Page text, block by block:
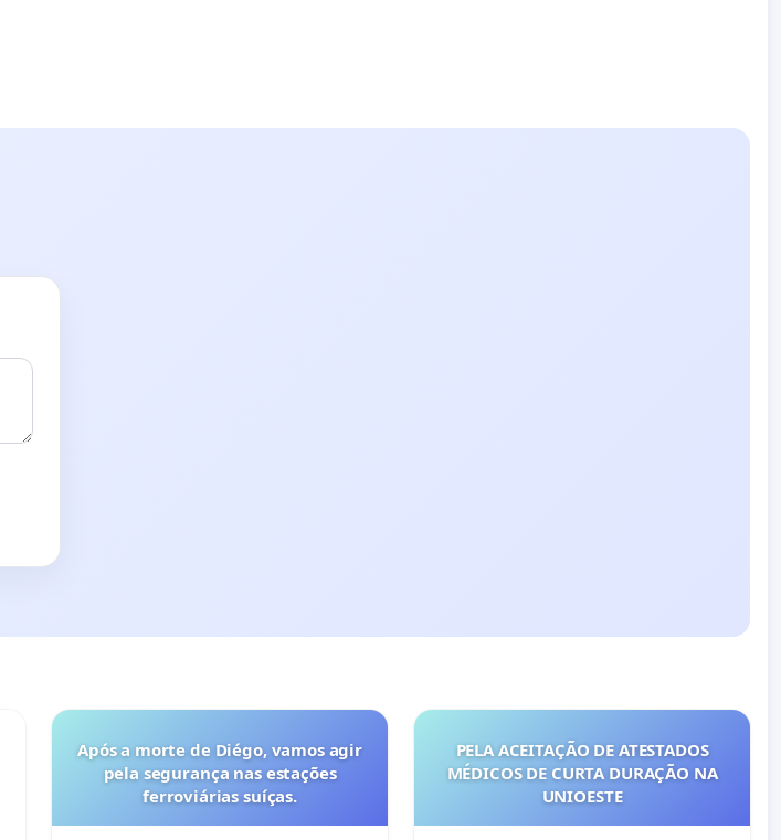
Após a morte de Diégo, vamos agir
pela segurança nas estações
ferroviárias suíças.
PELA ACEITAÇÃO DE ATESTADOS
MÉDICOS DE CURTA DURAÇÃO NA
UNIOESTE